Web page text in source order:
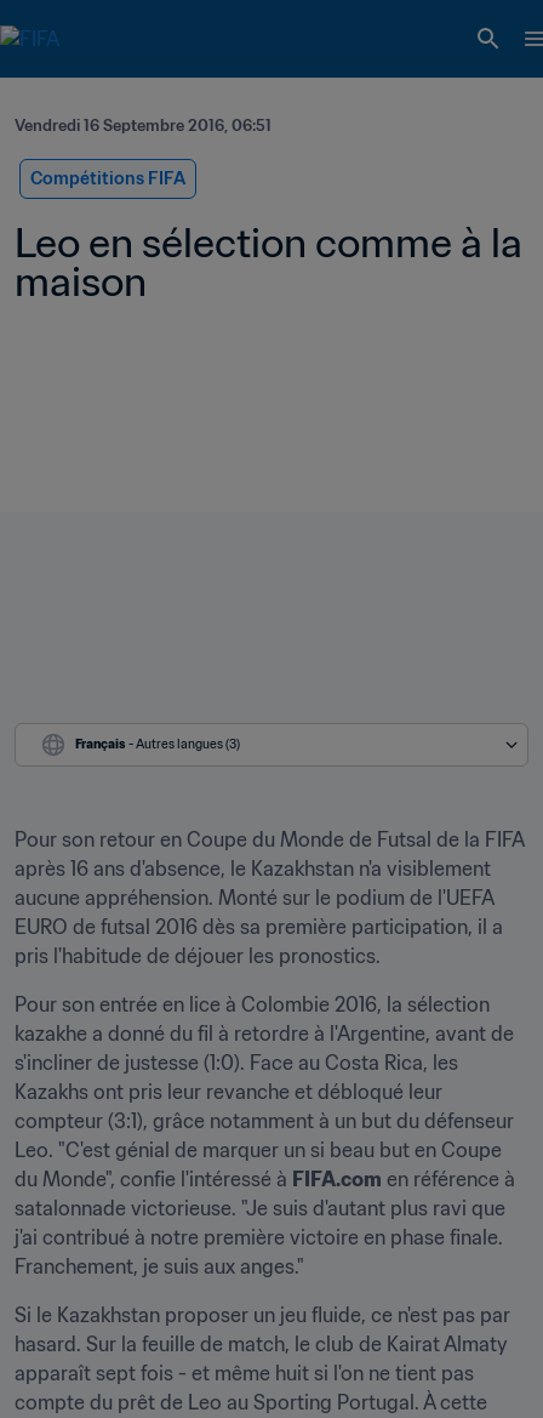
Vendredi 16 Septembre 2016, 06:51
Compétitions FIFA
Leo en sélection comme à la
maison
Français - Autres langues (3)
Pour son retour en Coupe du Monde de Futsal de la FIFA
après 16 ans d'absence, le Kazakhstan n'a visiblement
aucune appréhension. Monté sur le podium de l'UEFA
EURO de futsal 2016 dès sa première participation, il a
pris l'habitude de déjouer les pronostics.
Pour son entrée en lice à Colombie 2016, la sélection
kazakhe a donné du fil à retordre à l'Argentine, avant de
s'incliner de justesse (1:0). Face au Costa Rica, les
Kazakhs ont pris leur revanche et débloqué leur
compteur (3:1), grâce notamment à un but du défenseur
Leo. "C'est génial de marquer un si beau but en Coupe
du Monde", confie l'intéressé à FIFA.com en référence à
satalonnade victorieuse. "Je suis d'autant plus ravi que
j'ai contribué à notre première victoire en phase finale.
Franchement, je suis aux anges."
Si le Kazakhstan proposer un jeu fluide, ce n'est pas par
hasard. Sur la feuille de match, le club de Kairat Almaty
apparaît sept fois - et même huit si l'on ne tient pas
compte du prêt de Leo au Sporting Portugal. À cette